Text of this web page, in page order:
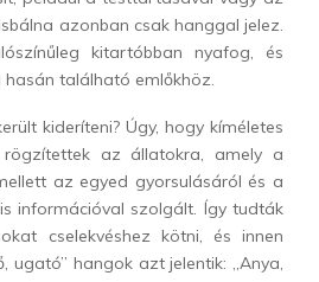
azonban csak hanggal jelez.
kitartóbban nyafog, és
található emlőkhöz.
kideríteni? Úgy, hogy kíméletes
rögzítettek az állatokra, amely a
az egyed gyorsulásáról és a
információval szolgált. Így tudták
cselekvéshez kötni, és innen
ugató” hangok azt jelentik: „Anya,